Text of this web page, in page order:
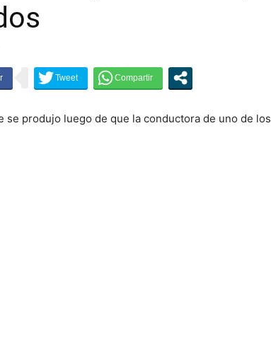
se produjo luego de que la conductora de uno de